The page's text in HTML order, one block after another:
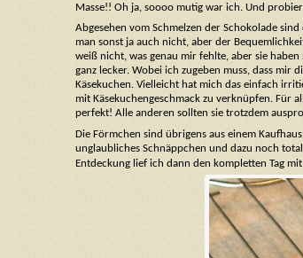
Masse!! Oh ja, soooo mutig war ich. Und
Abgesehen vom Schmelzen der Schokolade
man sonst ja auch nicht, aber der
weiß nicht, was genau mir fehlte, aber sie
ganz lecker. Wobei ich zugeben muss, dass mir
Käsekuchen. Vielleicht hat mich das einfach
mit Käsekuchengeschmack zu verknüpfen. Für
perfekt! Alle anderen sollten sie trotzdem
Die Förmchen sind übrigens aus einem
unglaubliches Schnäppchen und dazu noch
Entdeckung lief ich dann den kompletten Tag